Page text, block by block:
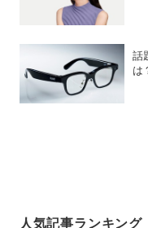
話
は
人気記事ランキング